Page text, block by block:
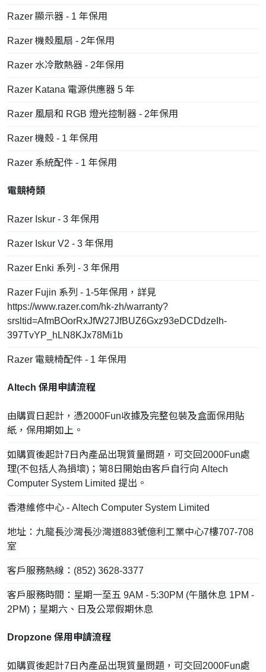
Razer 顯示器 - 1 年保用
Razer 機殼風扇 - 2年保用
Razer 水冷散熱器 - 2年保用
Razer Katana 電源供應器 5 年
Razer 風扇和 RGB 燈光控制器 - 2年保用
Razer 機殼 - 1 年保用
Razer 系統配件 - 1 年保用
電競椅類
Razer Iskur - 3 年保用
Razer Iskur V2 - 3 年保用
Razer Enki 系列 - 3 年保用
Razer Fujin 系列 - 1-5年保用，詳見
https://www.razer.com/hk-zh/warranty?
srsltid=AfmBOorRxJfW27JfBUZ6Gxz93eDCDdzeIh-
397TvYP_hLN8KJx78Mi1b
Razer 電競椅配件 - 1 年保用
Altech 保用申請流程
由購買日起計，憑2000Fun收據及完整包裝及盒面保用貼
紙，保用期如上。
如購買後起計7日內產品出現質量問題，可交回2000Fun處
理(不包括人為損壞)；第8日開始由客戶自行向 Altech
Computer System Limited 提出。
香港維修中心 - Altech Computer System Limited
地址：九龍長沙灣長沙灣道883號億利工業中心7樓707-708
室
客戶服務熱線：(852) 3628-3377
客戶服務時間：星期一至五 9AM - 5:30PM (午膳休息 1PM -
2PM)；星期六、日及公眾假期休息
Dropzone 保用申請流程
如購買後起計7日內產品出現質量問題，可交回2000Fun處